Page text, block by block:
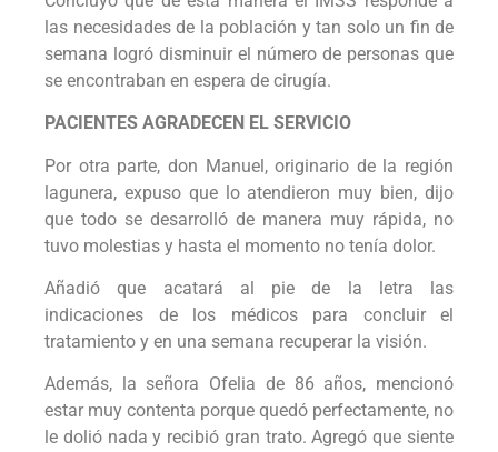
las necesidades de la población y tan solo un fin de
semana logró disminuir el número de personas que
se encontraban en espera de cirugía.
PACIENTES AGRADECEN EL SERVICIO
Por otra parte, don Manuel, originario de la región
lagunera, expuso que lo atendieron muy bien, dijo
que todo se desarrolló de manera muy rápida, no
tuvo molestias y hasta el momento no tenía dolor.
Añadió que acatará al pie de la letra las
indicaciones de los médicos para concluir el
tratamiento y en una semana recuperar la visión.
Además, la señora Ofelia de 86 años, mencionó
estar muy contenta porque quedó perfectamente, no
le dolió nada y recibió gran trato. Agregó que siente